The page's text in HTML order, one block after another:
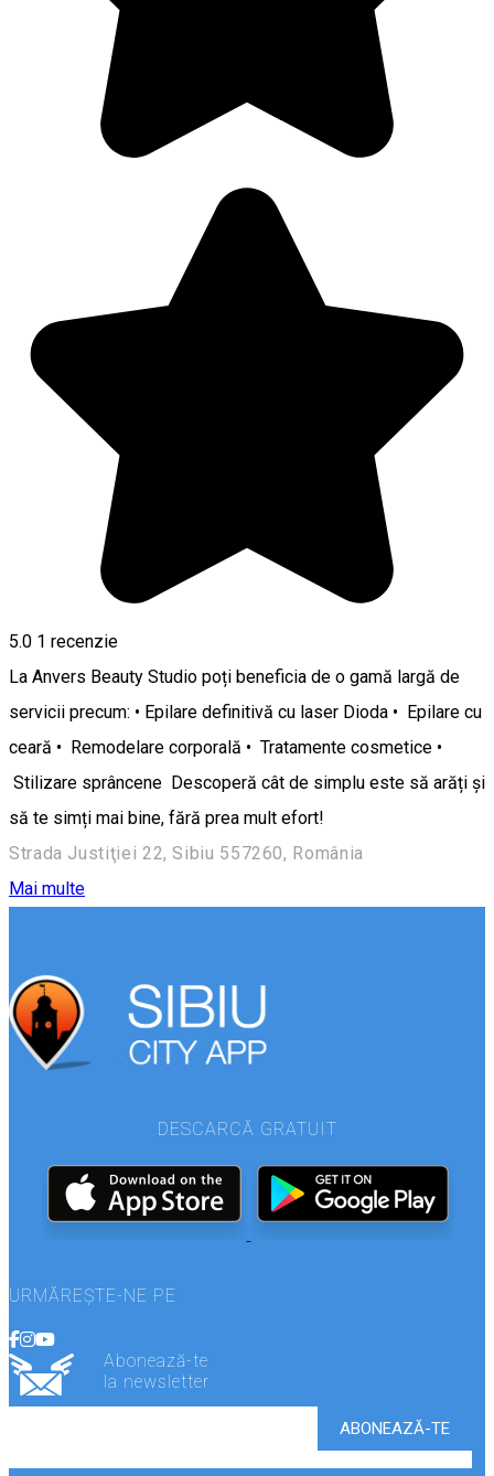
5.0 1 recenzie
La Anvers Beauty Studio poți beneficia de o gamă largă de
servicii precum: • Epilare definitivă cu laser Dioda • Epilare cu
ceară • Remodelare corporală • Tratamente cosmetice •
Stilizare sprâncene Descoperă cât de simplu este să arăți și
să te simți mai bine, fără prea mult efort!
Strada Justiţiei 22, Sibiu 557260, România
Mai multe
DESCARCĂ GRATUIT
URMĂREȘTE-NE PE
Abonează-te
la newsletter